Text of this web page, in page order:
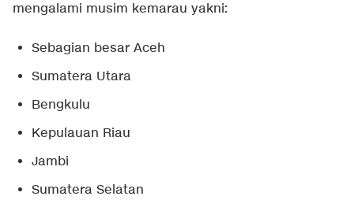
mengalami musim kemarau yakni:
Sebagian besar Aceh
Sumatera Utara
Bengkulu
Kepulauan Riau
Jambi
Sumatera Selatan